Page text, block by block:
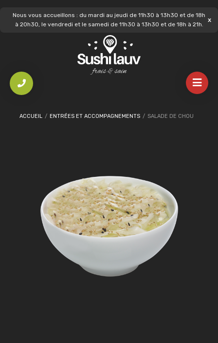
Nous vous accueillons : du mardi au jeudi de 11h30 à 13h30 et de 18h
à 20h30, le vendredi et le samedi de 11h30 à 13h30 et de 18h à 21h.
ACCUEIL / ENTRÉES ET ACCOMPAGNEMENTS / SALADE DE CHOU